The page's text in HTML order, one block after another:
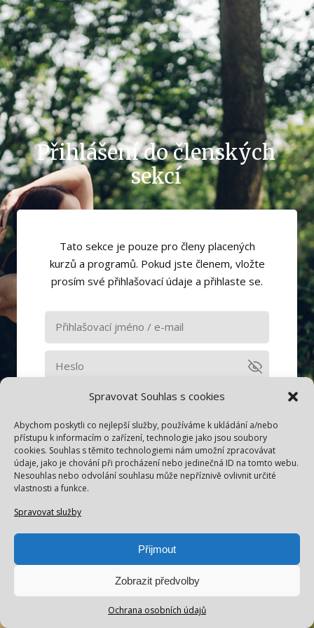
Spravovat Souhlas s cookies
Abychom poskytli co nejlepší služby, používáme k ukládání a/nebo
přístupu k informacím o zařízení, technologie jako jsou soubory
cookies. Souhlas s těmito technologiemi nám umožní zpracovávat
údaje, jako je chování při procházení nebo jedinečná ID na tomto webu.
Nesouhlas nebo odvolání souhlasu může nepříznivě ovlivnit určité
vlastnosti a funkce.
Spravovat služby
Přijmout
Zobrazit předvolby
Ochrana osobních údajů
Přihlášení do členských
sekcí
Tato sekce je pouze pro členy placených
kurzů a programů. Pokud jste členem, vložte
prosím své přihlašovací údaje a přihlaste se.
Pamatovat si mě
Přihlásit se
Zapomněli jste heslo?